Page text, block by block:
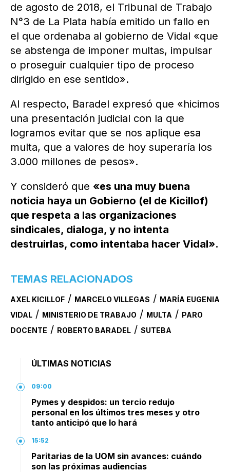
de agosto de 2018, el Tribunal de Trabajo
N°3 de La Plata había emitido un fallo en
el que ordenaba al gobierno de Vidal «que
se abstenga de imponer multas, impulsar
o proseguir cualquier tipo de proceso
dirigido en ese sentido».
Al respecto, Baradel expresó que «hicimos
una presentación judicial con la que
logramos evitar que se nos aplique esa
multa, que a valores de hoy superaría los
3.000 millones de pesos».
Y consideró que «es una muy buena
noticia haya un Gobierno (el de Kicillof)
que respeta a las organizaciones
sindicales, dialoga, y no intenta
destruirlas, como intentaba hacer Vidal».
TEMAS RELACIONADOS
AXEL KICILLOF / MARCELO VILLEGAS / MARÍA EUGENIA
VIDAL / MINISTERIO DE TRABAJO / MULTA / PARO
DOCENTE / ROBERTO BARADEL / SUTEBA
ÚLTIMAS NOTICIAS
09:00
Pymes y despidos: un tercio redujo
personal en los últimos tres meses y otro
tanto anticipó que lo hará
15:52
Paritarias de la UOM sin avances: cuándo
son las próximas audiencias